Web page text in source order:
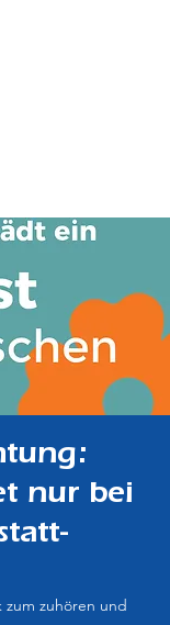
nur bei
zum zuhören und